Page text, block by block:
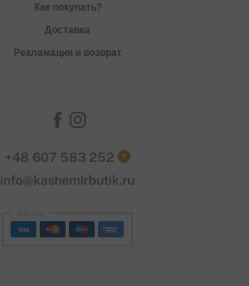
Как покупать?
Доставка
Рекламация и возврат
+48 607 583 252 ?
info@kashemirbutik.ru